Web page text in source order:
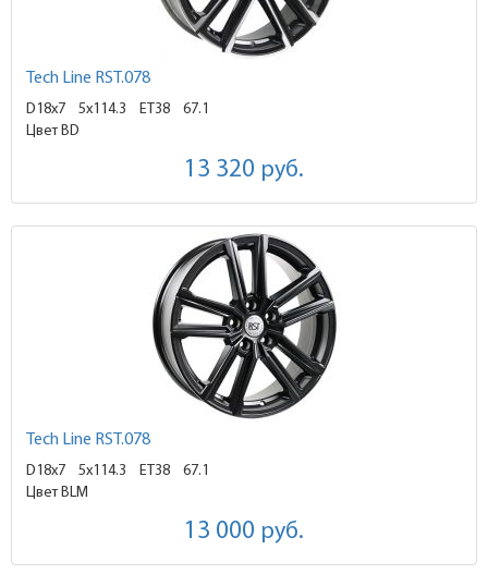
Tech Line RST.078
D18x7 5x114.3 ET38
67.1
Цвет BD
13 320 руб.
Tech Line RST.078
D18x7 5x114.3 ET38
67.1
Цвет BLM
13 000 руб.